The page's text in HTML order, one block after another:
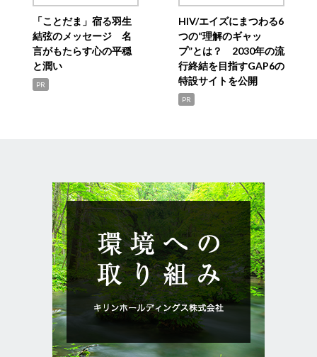
「ことだま」宿る羽生
結弦のメッセージ 名
言がもたらす心の平穏
と潤い
PR
HIV/エイズにまつわる6
つの“理解のギャッ
プ”とは？ 2030年の流
行終結を目指すGAP6の
特設サイトを公開
PR